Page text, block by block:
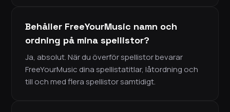
Behåller FreeYourMusic namn och
ordning på mina spellistor?
Ja, absolut. När du överför spellistor bevarar
FreeYourMusic dina spellistatitlar, låtordning och
till och med flera spellistor samtidigt.